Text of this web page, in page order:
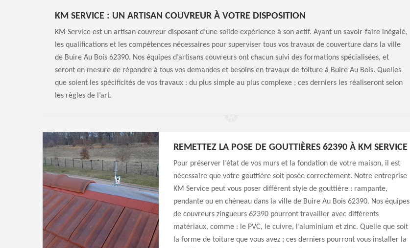
KM SERVICE : UN ARTISAN COUVREUR À VOTRE DISPOSITION
KM Service est un artisan couvreur disposant d’une solide expérience à son actif. Ayant un savoir-faire inégalé,
les qualifications et les compétences nécessaires pour superviser tous vos travaux de couverture dans la ville
de Buire Au Bois 62390. Nos équipes d’artisans couvreurs ont chacun suivi des formations spécialisées, et
seront en mesure de répondre à tous vos demandes et besoins en travaux de toiture à Buire Au Bois. Quelles
que soient les spécificités de vos travaux : du plus simple au plus complexe ; ces derniers les réaliseront selon
les règles de l’art.
REMETTEZ LA POSE DE GOUTTIÈRES 62390 À KM SERVICE
Pour préserver l’état de vos murs et la fondation de votre maison, il est
nécessaire que votre gouttière soit posée correctement. Notre entreprise
KM Service peut vous poser différent style de gouttière : rampante,
pendante ou en chéneau dans la ville de Buire Au Bois 62390. Nos équipes
de couvreurs zingueurs 62390 pourront travailler avec différents
matériaux, comme : le PVC, le cuivre, l’aluminium et zinc. Quelle que soit
la forme de toiture que vous avez ; ces derniers pourront vous installer la